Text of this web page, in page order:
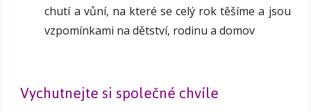
chutí a vůní, na které se celý rok těšíme a jsou
vzpomínkami na dětství, rodinu a domov
Vychutnejte si společné chvíle